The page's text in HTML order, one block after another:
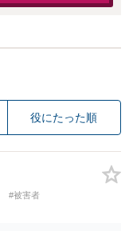
役にたった順
#被害者